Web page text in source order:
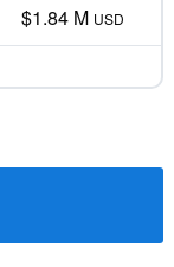
$1.84 M USD